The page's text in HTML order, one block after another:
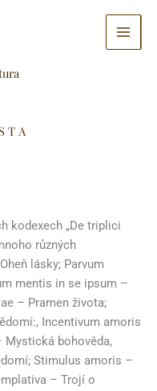
T A
kodexech „De triplici
různých
lásky; Parvum
mentis in se ipsum –
– Pramen života;
Incentivum amoris
bohověda,
Stimulus amoris –
– Trojí o